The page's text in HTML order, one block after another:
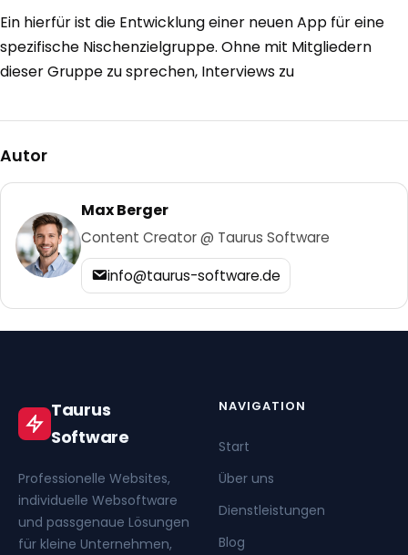
Ein hierfür ist die Entwicklung einer neuen App für eine
spezifische Nischenzielgruppe. Ohne mit Mitgliedern
dieser Gruppe zu sprechen, Interviews zu
Autor
Max Berger
Content Creator @ Taurus Software
info@taurus-software.de
Taurus
Software
Professionelle Websites,
individuelle Websoftware
und passgenaue Lösungen
für kleine Unternehmen,
NAVIGATION
Start
Über uns
Dienstleistungen
Blog